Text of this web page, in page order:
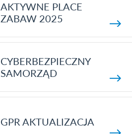
AKTYWNE PLACE
ZABAW 2025
CYBERBEZPIECZNY
SAMORZĄD
GPR AKTUALIZACJA